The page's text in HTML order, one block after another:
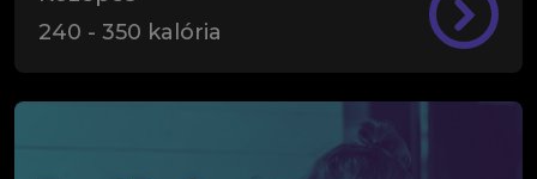
240 - 350 kalória